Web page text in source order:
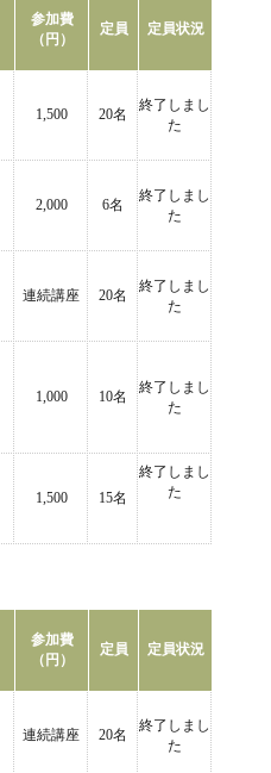
参加費
（円）
定員 定員状況
1,500 20名
終了しまし
た
2,000 6名
終了しまし
た
連続講座 20名
終了しまし
た
1,000 10名
終了しまし
た
1,500 15名
終了しまし
た
参加費
（円）
定員 定員状況
連続講座 20名
終了しまし
た